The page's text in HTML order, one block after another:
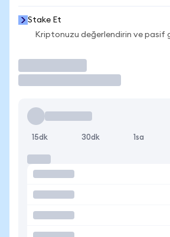
Stake Et
Kriptonuzu değerlendirin ve pasif
15dk 30dk 1sa